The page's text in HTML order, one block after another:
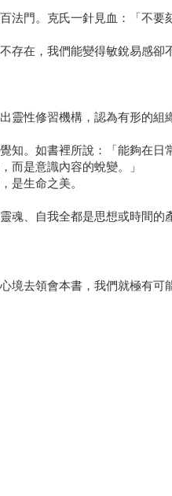
法門。克氏一針見血：「不要
存在，我們能變得敏銳易感卻
靈性修習機構，認為有形的組
知。如書裡所說：「能夠在日
而是意識內容的蛻變。」
是生命之美。
魂、自我全都是思想或時間的
境去領會本書，我們就極有可